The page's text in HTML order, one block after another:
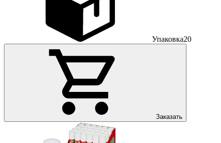
Упаковка20
Заказать